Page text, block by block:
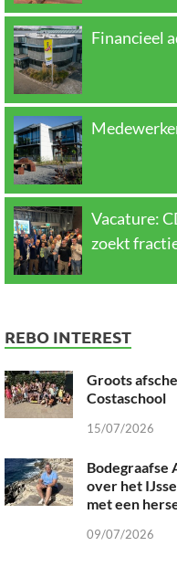
Financieel
Vacature:
zoekt
REBO INTEREST
Groots
Costaschool
15/07/2026
Bodegraafse
over het
met een
09/07/2026